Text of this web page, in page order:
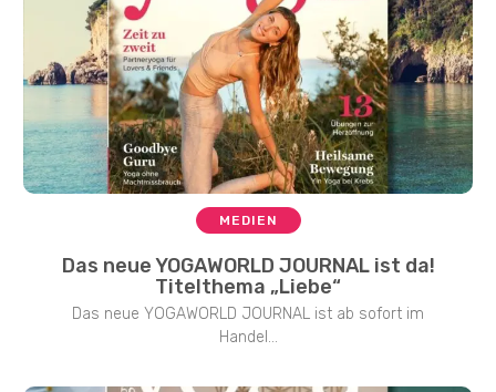
MEDIEN
Das neue YOGAWORLD JOURNAL ist da!
Titelthema „Liebe“
Das neue YOGAWORLD JOURNAL ist ab sofort im
Handel...